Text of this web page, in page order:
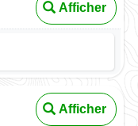
Afficher
Afficher